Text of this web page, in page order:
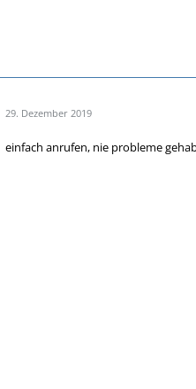
29. Dezember 2019
einfach anrufen, nie probleme